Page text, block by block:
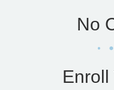
No
Enroll